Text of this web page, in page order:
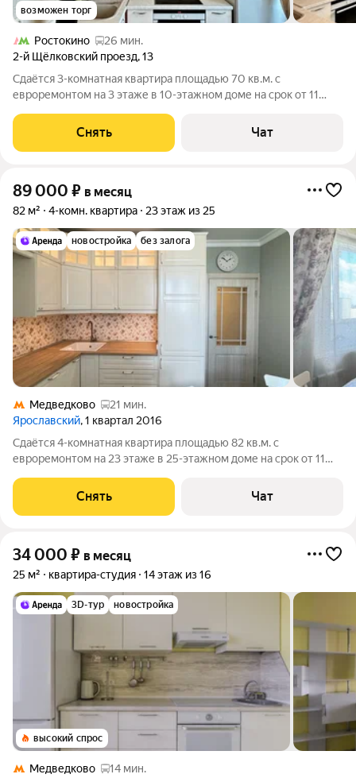
возможен торг
Ростокино
26 мин.
2-й Щёлковский проезд,13
Сдаётся 3-комнатная квартира площадью 70 кв.м. с
евроремонтом на 3 этаже в 10-этажном доме на срок от 11
Стиральная машина Холодильник Кондиционер Дом -
панельный, окна выходят во двор и на улицу.
Снять Чат
89 000 ₽ в месяц
82 м² 4-комн. квартира 23 этаж из 25
новостройка без залога
Медведково
21 мин.
Ярославский, 1 квартал 2016
Сдаётся 4-комнатная квартира площадью 82 кв.м. с
евроремонтом на 23 этаже в 25-этажном доме на срок от 11
Холодильник Посудомоечная машина Пылесос Дом -
панельный, окна выходят во двор и
Снять Чат
34 000 ₽ в месяц
25 м² квартира-студия 14 этаж из 16
3D-тур новостройка
высокий спрос
Медведково 14 мин.